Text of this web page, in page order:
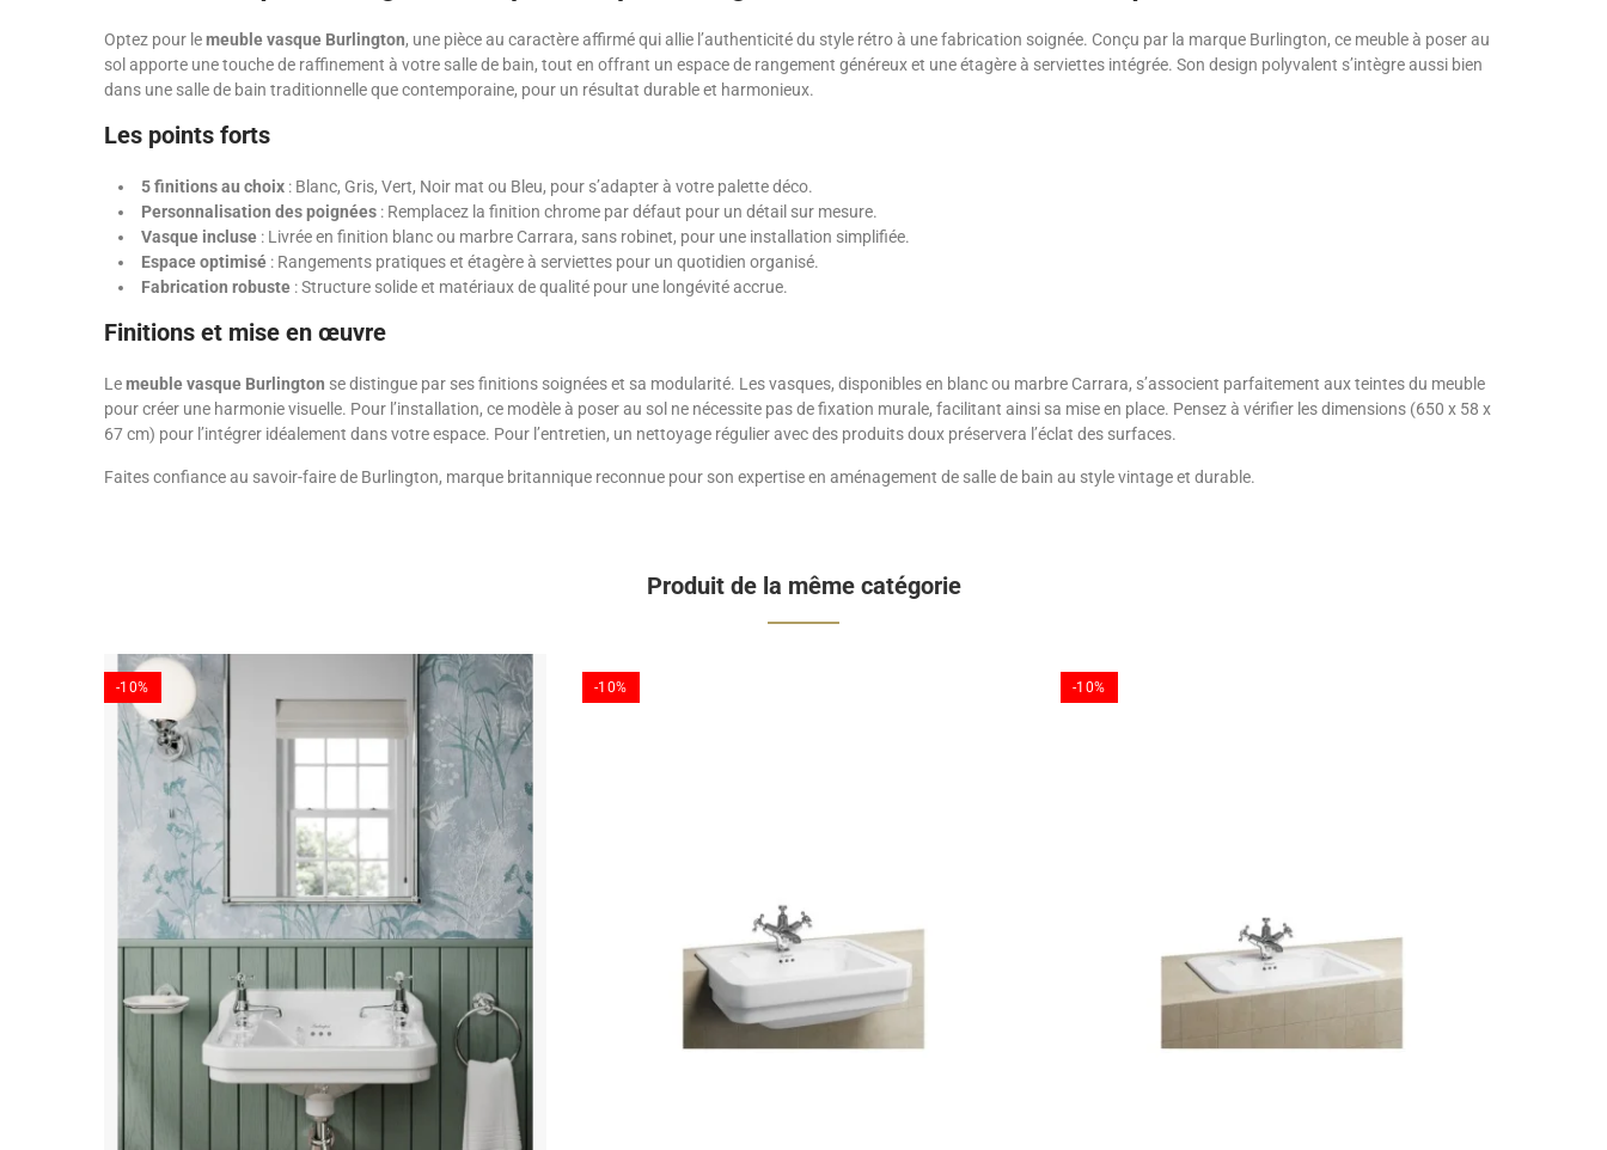
Optez pour lemeuble vasque Burlington, une pièce au caractère affirmé qui allie l’authenticité du style rétro à une fabrication soignée. Conçu par la marque Burlington, ce meuble à poser au
sol apporte une touche de raffinement à votre salle de bain, tout en offrant un espace de rangement généreux et une étagère à serviettes intégrée. Son design polyvalent s’intègre aussi bien
dans une salle de bain traditionnelle que contemporaine, pour un résultat durable et harmonieux.
Les points forts
5 finitions au choix : Blanc, Gris, Vert, Noir mat ou Bleu, pour s’adapter à votre palette déco.
Personnalisation des poignées : Remplacez la finition chrome par défaut pour un détail sur mesure.
Vasque incluse : Livrée en finition blanc ou marbre Carrara, sans robinet, pour une installation simplifiée.
Espace optimisé : Rangements pratiques et étagère à serviettes pour un quotidien organisé.
Fabrication robuste : Structure solide et matériaux de qualité pour une longévité accrue.
Finitions et mise en œuvre
Lemeuble vasque Burlington se distingue par ses finitions soignées et sa modularité. Les vasques, disponibles en blanc ou marbre Carrara, s’associent parfaitement aux teintes du meuble
pour créer une harmonie visuelle. Pour l’installation, ce modèle à poser au sol ne nécessite pas de fixation murale, facilitant ainsi sa mise en place. Pensez à vérifier les dimensions (650 x 58 x
67 cm) pour l’intégrer idéalement dans votre espace. Pour l’entretien, un nettoyage régulier avec des produits doux préservera l’éclat des surfaces.
Faites confiance au savoir-faire de Burlington, marque britannique reconnue pour son expertise en aménagement de salle de bain au style vintage et durable.
Produit de la même catégorie
-10% -10% -10%